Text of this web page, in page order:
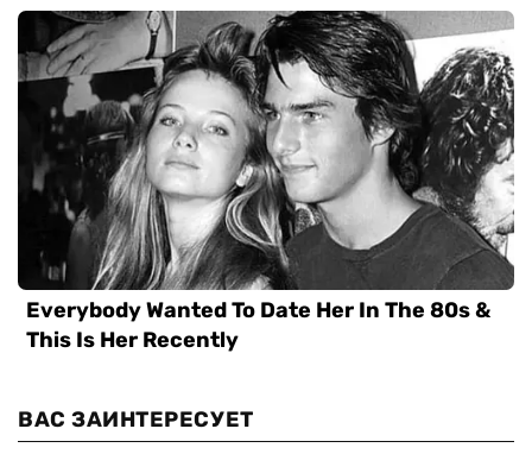
ВАС ЗАИНТЕРЕСУЕТ